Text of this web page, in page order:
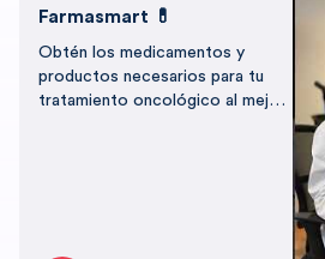
Farmasmart 💊
Obtén los medicamentos y
productos necesarios para tu
tratamiento oncológico al mejor